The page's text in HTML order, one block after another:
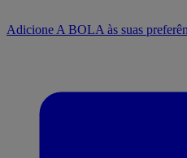
Adicione A BOLA às suas